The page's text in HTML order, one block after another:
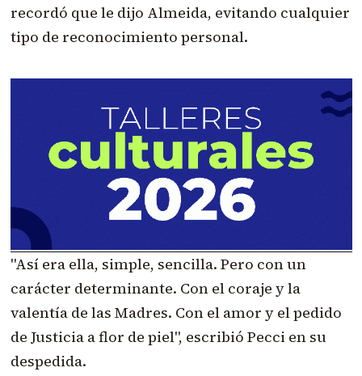
recordó que le dijo Almeida, evitando cualquier
tipo de reconocimiento personal.
"Así era ella, simple, sencilla. Pero con un
carácter determinante. Con el coraje y la
valentía de las Madres. Con el amor y el pedido
de Justicia a flor de piel", escribió Pecci en su
despedida.